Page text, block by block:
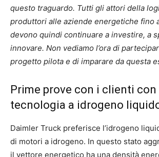
questo traguardo. Tutti gli attori della
produttori alle aziende energetiche fino
devono quindi continuare a investire, a
innovare. Non vediamo l’ora di
progetto pilota e di imparare da questa
Prime prove con i clienti con
tecnologia a idrogeno
Daimler Truck preferisce l’idrogeno
di motori a idrogeno. In questo stato
il vettore energetico ha una densità